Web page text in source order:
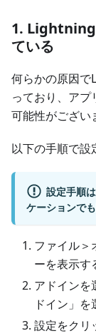
1. Lightning
ている
何らかの原因
っており、ア
可能性がござい
以下の手順で設
設定手順
ケーションで
ファイル＞
ーを表示す
アドインを
ドイン」を
設定をクリ